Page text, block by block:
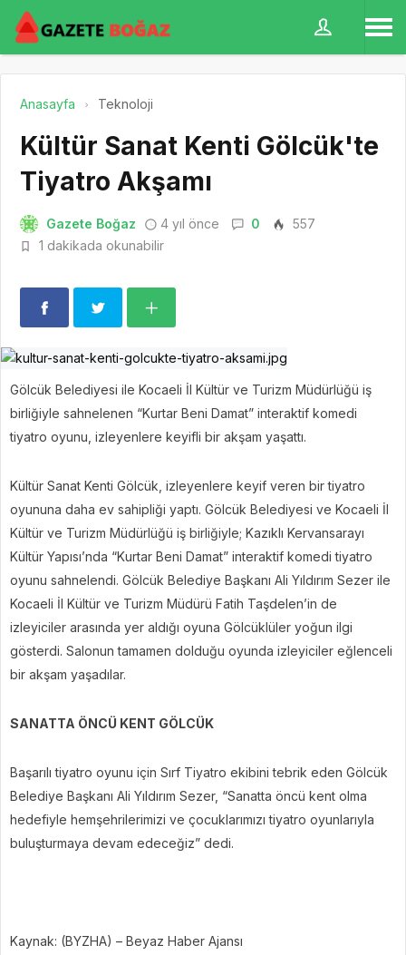
Anasayfa Teknoloji
Kültür Sanat Kenti Gölcük'te
Tiyatro Akşamı
Gazete Boğaz 4 yıl önce 0
557
1 dakikada okunabilir
Gölcük Belediyesi ile Kocaeli İl Kültür ve Turizm Müdürlüğü iş
birliğiyle sahnelenen “Kurtar Beni Damat” interaktif komedi
tiyatro oyunu, izleyenlere keyifli bir akşam yaşattı.
Kültür Sanat Kenti Gölcük, izleyenlere keyif veren bir tiyatro
oyununa daha ev sahipliği yaptı. Gölcük Belediyesi ve Kocaeli İl
Kültür ve Turizm Müdürlüğü iş birliğiyle; Kazıklı Kervansarayı
Kültür Yapısı’nda “Kurtar Beni Damat” interaktif komedi tiyatro
oyunu sahnelendi. Gölcük Belediye Başkanı Ali Yıldırım Sezer ile
Kocaeli İl Kültür ve Turizm Müdürü Fatih Taşdelen’in de
izleyiciler arasında yer aldığı oyuna Gölcüklüler yoğun ilgi
gösterdi. Salonun tamamen dolduğu oyunda izleyiciler eğlenceli
bir akşam yaşadılar.
SANATTA ÖNCÜ KENT GÖLCÜK
Başarılı tiyatro oyunu için Sırf Tiyatro ekibini tebrik eden Gölcük
Belediye Başkanı Ali Yıldırım Sezer, “Sanatta öncü kent olma
hedefiyle hemşehrilerimizi ve çocuklarımızı tiyatro oyunlarıyla
buluşturmaya devam edeceğiz” dedi.
Kaynak: (BYZHA) – Beyaz Haber Ajansı